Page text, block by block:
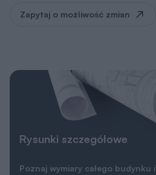
Zapytaj o możliwość zmian
Rysunki szczegółowe
Poznaj wymiary całego budynku i